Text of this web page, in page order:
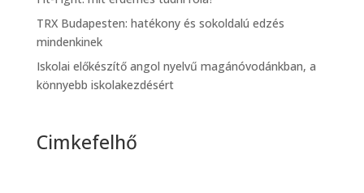
TRX Budapesten: hatékony és sokoldalú edzés
mindenkinek
Iskolai előkészítő angol nyelvű magánóvodánkban, a
könnyebb iskolakezdésért
Cimkefelhő